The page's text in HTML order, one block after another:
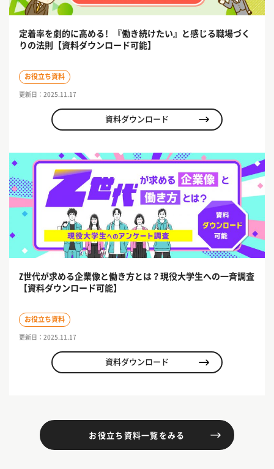
定着率を劇的に高める! 『働き続けたい』と感じる職場づく
りの法則【資料ダウンロード可能】
お役立ち資料
更新日：2025.11.17
資料ダウンロード
Z世代が求める企業像と働き方とは？現役大学生への一斉調査
【資料ダウンロード可能】
お役立ち資料
更新日：2025.11.17
資料ダウンロード
お役立ち資料一覧をみる